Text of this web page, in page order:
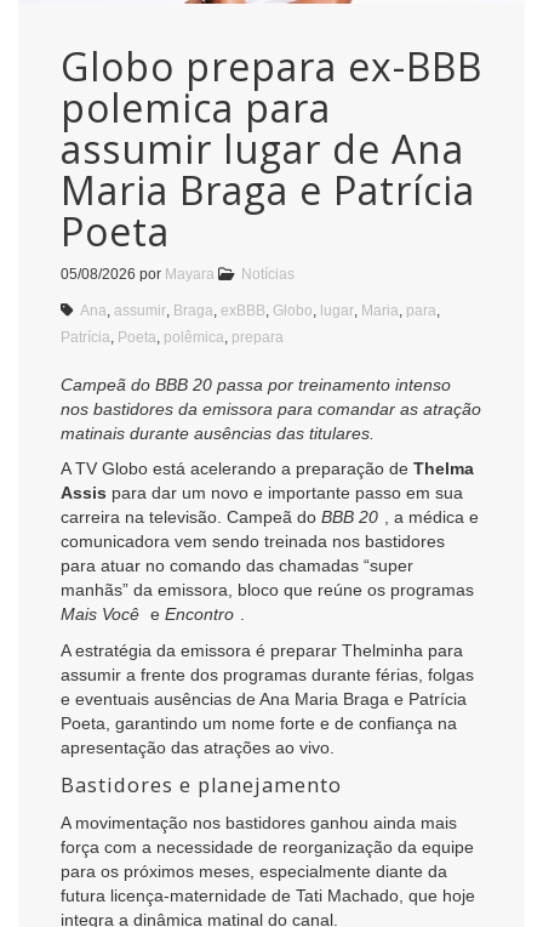
Globo prepara ex-BBB
polemica para
assumir lugar de Ana
Maria Braga e Patrícia
Poeta
05/08/2026 por Mayara Notícias
Ana, assumir, Braga, exBBB, Globo, lugar, Maria, para,
Patrícia, Poeta, polêmica, prepara
Campeã do BBB 20 passa por treinamento intenso
nos bastidores da emissora para comandar as atração
matinais durante ausências das titulares.
A TV Globo está acelerando a preparação de Thelma
Assis para dar um novo e importante passo em sua
carreira na televisão. Campeã do BBB 20 , a médica e
comunicadora vem sendo treinada nos bastidores
para atuar no comando das chamadas “super
manhãs” da emissora, bloco que reúne os programas
Mais Você e Encontro .
A estratégia da emissora é preparar Thelminha para
assumir a frente dos programas durante férias, folgas
e eventuais ausências de Ana Maria Braga e Patrícia
Poeta, garantindo um nome forte e de confiança na
apresentação das atrações ao vivo.
Bastidores e planejamento
A movimentação nos bastidores ganhou ainda mais
força com a necessidade de reorganização da equipe
para os próximos meses, especialmente diante da
futura licença-maternidade de Tati Machado, que hoje
integra a dinâmica matinal do canal.